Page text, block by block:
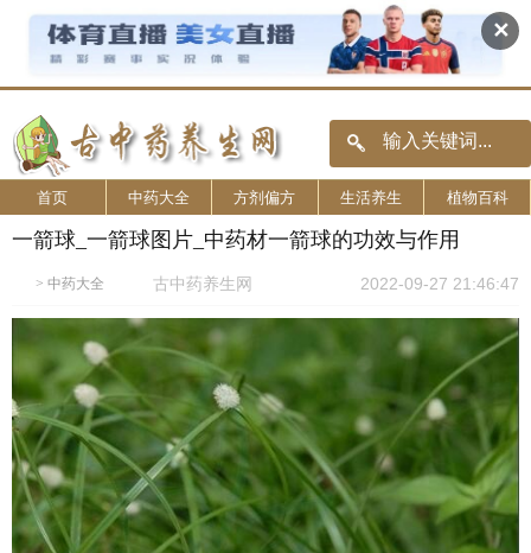
✕
首页 中药大全 方剂偏方 生活养生 植物百科
一箭球_一箭球图片_中药材一箭球的功效与作用
> 中药大全 古中药养生网 2022-09-27 21:46:47